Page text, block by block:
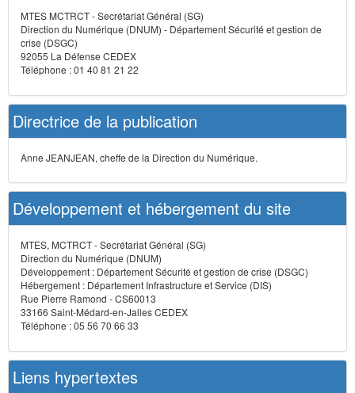
MTES MCTRCT - Secrétariat Général (SG)
Direction du Numérique (DNUM) - Département Sécurité et gestion de
crise (DSGC)
92055 La Défense CEDEX
Téléphone : 01 40 81 21 22
Directrice de la publication
Anne JEANJEAN, cheffe de la Direction du Numérique.
Développement et hébergement du site
MTES, MCTRCT - Secrétariat Général (SG)
Direction du Numérique (DNUM)
Développement : Département Sécurité et gestion de crise (DSGC)
Hébergement : Département Infrastructure et Service (DIS)
Rue Pierre Ramond - CS60013
33166 Saint-Médard-en-Jalles CEDEX
Téléphone : 05 56 70 66 33
Liens hypertextes